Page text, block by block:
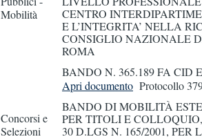
Mobilità
CENTRO
E L’INTEGRITA’ NELLA
CONSIGLIO NAZIONALE
ROMA
BANDO N. 365.189 FA CID
Concorsi e
Selezioni
Apri documento Protocollo
BANDO DI MOBILITÀ
PER TITOLI E
30 D.LGS N. 165/2001, PER